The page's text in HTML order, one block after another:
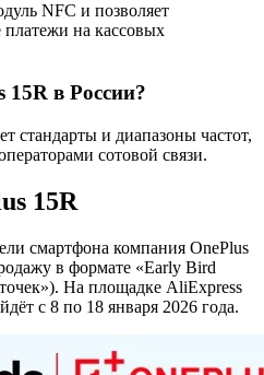
NFC и позволяет
платежи на кассовых
15R в России?
стандарты и диапазоны частот,
сотовой связи.
15R
смартфона компания OnePlus
в формате «Early Bird
На площадке AliExpress
с 8 по 18 января 2026 года.